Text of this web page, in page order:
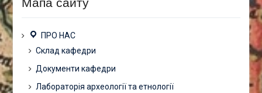
ПРО НАС
Склад кафедри
Документи кафедри
Лабораторія археології та етнології